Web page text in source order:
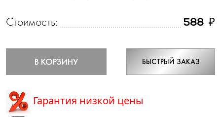
Стоимость: 588 ₽
В КОРЗИНУ БЫСТРЫЙ ЗАКАЗ
Гарантия низкой цены